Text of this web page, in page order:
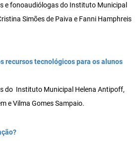
e fonoaudiólogas do Instituto Municipal
Simões de Paiva e Fanni Hamphreis
recursos tecnológicos para os alunos
do Instituto Municipal Helena Antipoff,
e Vilma Gomes Sampaio.